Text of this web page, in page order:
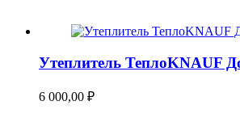
Утеплитель ТеплоKNAUF
6 000,00 ₽